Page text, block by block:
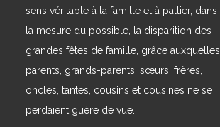
sens véritable à la famille et à pallier, dans
la mesure du possible, la disparition des
grandes fêtes de famille, grâce auxquelles
parents, grands-parents, sœurs, frères,
oncles, tantes, cousins et cousines ne se
perdaient guère de vue.